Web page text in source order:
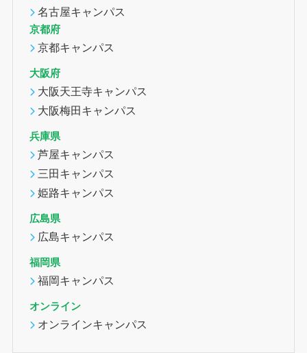
名古屋キャンパス
京都府
京都キャンパス
大阪府
大阪天王寺キャンパス
大阪梅田キャンパス
兵庫県
芦屋キャンパス
三田キャンパス
姫路キャンパス
広島県
広島キャンパス
福岡県
福岡キャンパス
オンライン
オンラインキャンパス